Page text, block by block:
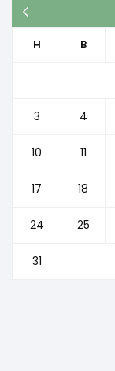
H B
3 4
10 11
17 18
24 25
31